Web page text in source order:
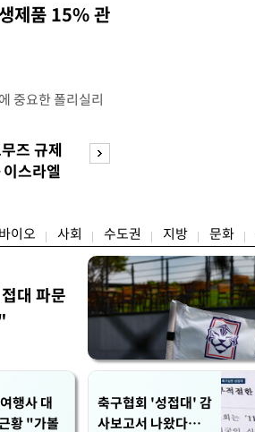
제품 15% 관
중요한 폴리실리
단행했다. 트럼프
리실리콘 파생상
부 파생제품에는
문에 서명했다고
즈 규제
스라엘
이오 사회 수도권 지방 문화
대 파문
행사 대
황 "가볼
축구협회 '성접대' 감
사보고서 나왔다…